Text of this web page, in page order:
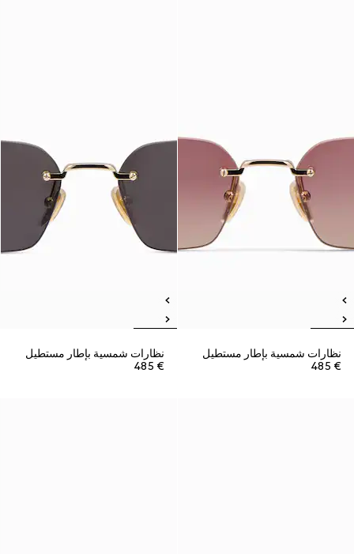
نظارات شمسية بإطار مستطيل
€ 485
نظارات شمسية بإطار مستطيل
€ 485